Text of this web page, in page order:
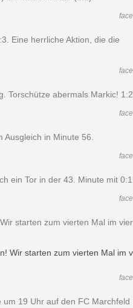
Eine herrliche Aktion, die die
Torschütze abermals Markic!
in Minute 56.
ein Tor in der 43. Minute mit
starten zum vierten Mal im
19 Uhr auf den FC Marchfeld